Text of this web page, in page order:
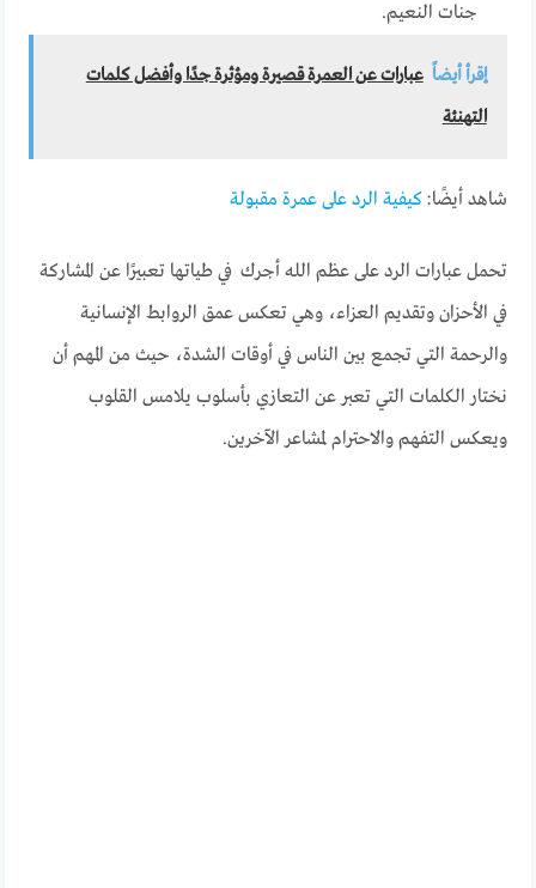
جنات النعيم.
إقرأ أيضاً عبارات عن العمرة قصيرة ومؤثرة جدًا وأفضل كلمات
التهنئة
شاهد أيضًا:كيفية الرد على عمرة مقبولة
تحمل عبارات الرد على عظم الله أجرك في طياتها تعبيرًا عن المشاركة
في الأحزان وتقديم العزاء، وهي تعكس عمق الروابط الإنسانية
والرحمة التي تجمع بين الناس في أوقات الشدة، حيث من المهم أن
نختار الكلمات التي تعبر عن التعازي بأسلوب يلامس القلوب
ويعكس التفهم والاحترام لمشاعر الآخرين.